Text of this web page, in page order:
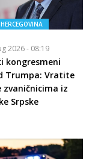
2026 - 08:19
kongresmeni
Trumpa: Vratite
zvaničnicima iz
Srpske